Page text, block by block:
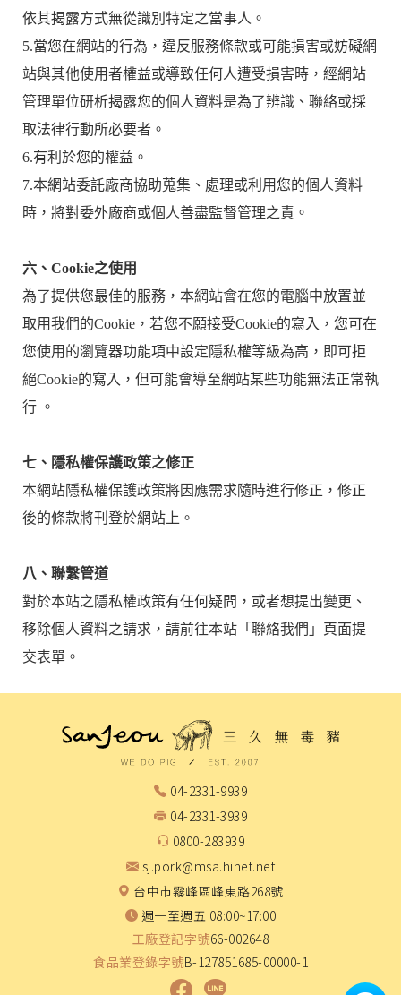
依其揭露方式無從識別特定之當事人。
5.當您在網站的行為，違反服務條款或可能損害或妨礙網
站與其他使用者權益或導致任何人遭受損害時，經網站
管理單位研析揭露您的個人資料是為了辨識、聯絡或採
取法律行動所必要者。
6.有利於您的權益。
7.本網站委託廠商協助蒐集、處理或利用您的個人資料
時，將對委外廠商或個人善盡監督管理之責。
六、Cookie之使用
為了提供您最佳的服務，本網站會在您的電腦中放置並
取用我們的Cookie，若您不願接受Cookie的寫入，您可在
您使用的瀏覽器功能項中設定隱私權等級為高，即可拒
絕Cookie的寫入，但可能會導至網站某些功能無法正常執
行 。
七、隱私權保護政策之修正
本網站隱私權保護政策將因應需求隨時進行修正，修正
後的條款將刊登於網站上。
八、聯繫管道
對於本站之隱私權政策有任何疑問，或者想提出變更、
移除個人資料之請求，請前往本站「聯絡我們」頁面提
交表單。
04-2331-9939
04-2331-3939
0800-283939
sj.pork@msa.hinet.net
台中市霧峰區峰東路268號
週一至週五 08:00~17:00
工廠登記字號66-002648
食品業登錄字號B-127851685-00000-1